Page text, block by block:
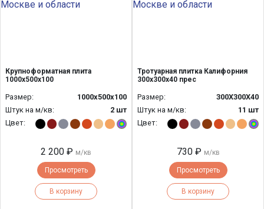
Крупноформатная плита
1000х500х100
Размер:
1000х500х100
Штук на м/кв:
2 шт
Цвет:
2 200 ₽ м/кв
Просмотреть
В корзину
Тротуарная плитка Калифорния
300х300х40 прес
Размер:
300Х300Х40
Штук на м/кв:
11 шт
Цвет:
730 ₽ м/кв
Просмотреть
В корзину